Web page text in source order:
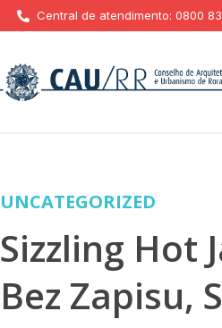
Central de atendimento: 0800
UNCATEGORIZED
Sizzling Hot
Bez Zapisu,